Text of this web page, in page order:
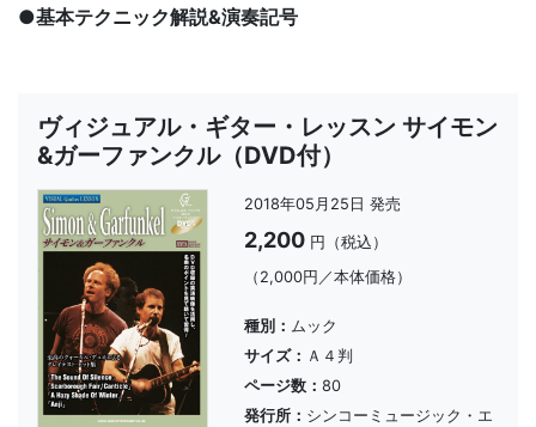
●基本テクニック解説&演奏記号
ヴィジュアル・ギター・レッスン サイモン
&ガーファンクル（DVD付）
2018年05月25日 発売
2,200 円（税込）
（2,000円／本体価格）
種別： ムック
サイズ： Ａ４判
ページ数：80
発行所： シンコーミュージック・エ